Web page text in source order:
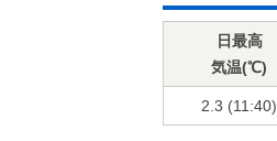
日最高
気温(℃)
2.3 (11:40)